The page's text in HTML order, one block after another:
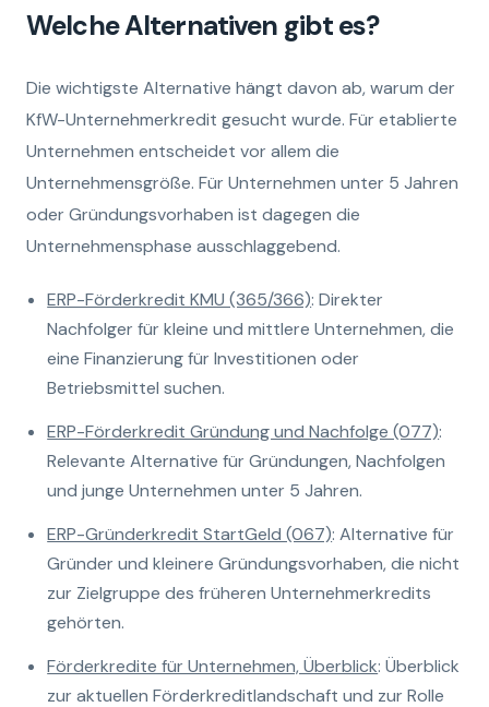
Welche Alternativen gibt es?
Die wichtigste Alternative hängt davon ab, warum der
KfW-Unternehmerkredit gesucht wurde. Für etablierte
Unternehmen entscheidet vor allem die
Unternehmensgröße. Für Unternehmen unter 5 Jahren
oder Gründungsvorhaben ist dagegen die
Unternehmensphase ausschlaggebend.
ERP-Förderkredit KMU (365/366): Direkter
Nachfolger für kleine und mittlere Unternehmen, die
eine Finanzierung für Investitionen oder
Betriebsmittel suchen.
ERP-Förderkredit Gründung und Nachfolge (077):
Relevante Alternative für Gründungen, Nachfolgen
und junge Unternehmen unter 5 Jahren.
ERP-Gründerkredit StartGeld (067): Alternative für
Gründer und kleinere Gründungsvorhaben, die nicht
zur Zielgruppe des früheren Unternehmerkredits
gehörten.
Förderkredite für Unternehmen, Überblick: Überblick
zur aktuellen Förderkreditlandschaft und zur Rolle